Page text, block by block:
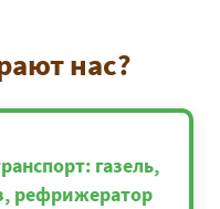
нас?
газель,
рефрижератор